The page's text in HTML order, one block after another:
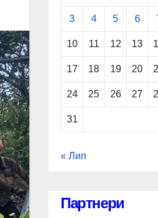
3 4 5 6
10 11 12 13
17 18 19 20
24 25 26 27
31
« Лип
Партнери